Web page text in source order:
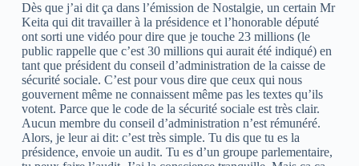
Dès que j’ai dit ça dans l’émission de Nostalgie, un certain Mr
Keita qui dit travailler à la présidence et l’honorable député
ont sorti une vidéo pour dire que je touche 23 millions (le
public rappelle que c’est 30 millions qui aurait été indiqué) en
tant que président du conseil d’administration de la caisse de
sécurité sociale. C’est pour vous dire que ceux qui nous
gouvernent même ne connaissent même pas les textes qu’ils
votent. Parce que le code de la sécurité sociale est très clair.
Aucun membre du conseil d’administration n’est rémunéré.
Alors, je leur ai dit: c’est très simple. Tu dis que tu es la
présidence, envoie un audit. Tu es d’un groupe parlementaire,